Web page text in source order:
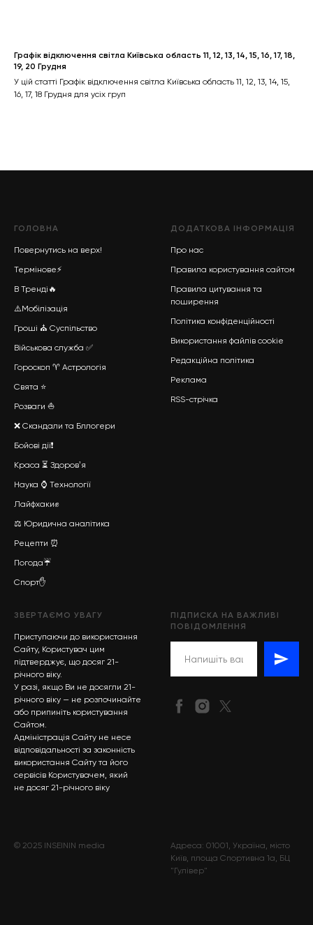
Графік відключення світла Київська область 11, 12, 13, 14, 15, 16, 17, 18,
19, 20 Грудня
У цій статті Графік відключення світла Київська область 11, 12, 13, 14, 15,
16, 17, 18 Грудня для усіх груп
ГОЛОВНА
Повернутись на верх!
Термінове⚡
В Тренді 🔥
⚠️Мобілізація
Гроші ⛪ Суспільство
Військова служба ✅
Гороскоп ♈ Астрологія
Свята ⭐
Розваги ⛵
❌ Скандали та Бллогери
Бойові дії❗
Краса ⏳ Здоровʼя
Наука ⌚ Технології
Лайфхаки✊
⚖️ Юридична аналітика
Рецепти ⏰
Погода☔
Спорт✋
ДОДАТКОВА ІНФОРМАЦІЯ
Про нас
Правила користування сайтом
Правила цитування та
поширення
Політика конфіденційності
Використання файлів cookie
Редакційна політика
Реклама
RSS-стрічка
ЗВЕРТАЄМО УВАГУ
Приступаючи до використання
Сайту, Користувач цим
підтверджує, що досяг 21-
річного віку.
У разі, якщо Ви не досягли 21-
річного віку — не розпочинайте
або припиніть користування
Сайтом.
Адміністрація Сайту не несе
відповідальності за законність
використання Сайту та його
сервісів Користувачем, який
не досяг 21-річного віку
ПІДПИСКА НА ВАЖЛИВІ
ПОВІДОМЛЕННЯ
© 2025 INSEININ media
Адреса: 01001, Україна, місто
Київ, площа Спортивна 1а, БЦ
"Гулівер"